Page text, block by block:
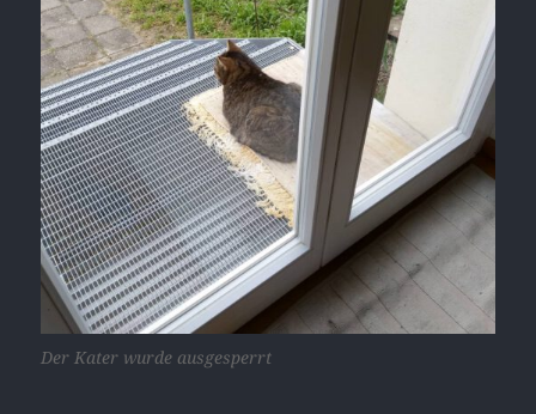
Der Kater wurde ausgesperrt